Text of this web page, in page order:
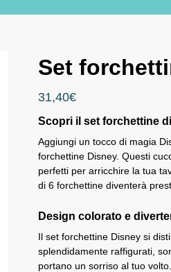
Set
31,40€
Scopri il set forchettine
Aggiungi un tocco di magia
forchettine Disney. Questi
perfetti per arricchire la tua
di 6 forchettine diventerà
Design colorato e
Il set forchettine Disney si
splendidamente raffigurati,
portano un sorriso al tuo